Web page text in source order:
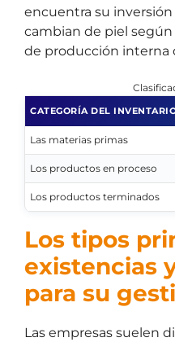
encuentra su
cambian de piel según
de producción interna
CATEGORÍA DEL
Las materias primas
Los productos en proceso
Los productos terminados
Los tipos
existencias
para su
Las empresas suelen